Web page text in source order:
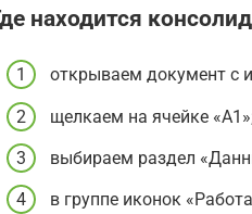
находится
открываем документ с
щелкаем на ячейке
выбираем раздел
в группе иконок